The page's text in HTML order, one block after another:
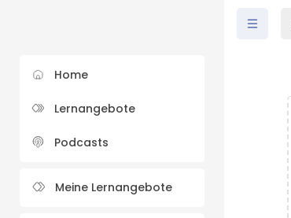
Home
Lernangebote
Podcasts
Meine Lernangebote